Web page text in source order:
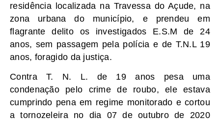
residência localizada na Travessa do Açude, na
zona urbana do município, e prendeu em
flagrante delito os investigados E.S.M de 24
anos, sem passagem pela polícia e de T.N.L 19
anos, foragido da justiça.
Contra T. N. L. de 19 anos pesa uma
condenação pelo crime de roubo, ele estava
cumprindo pena em regime monitorado e cortou
a tornozeleira no dia 07 de outubro de 2020